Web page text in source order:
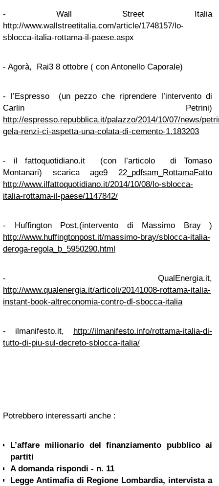
- Wall Street Italia
http://www.wallstreetitalia.com/article/1748157/lo-
sblocca-italia-rottama-il-paese.aspx
- Agorà, Rai3 8 ottobre ( con Antonello Caporale)
- l’Espresso (un pezzo che riprendere l’intervento di
Carlin Petrini)
http://espresso.repubblica.it/palazzo/2014/10/07/news/
gela-renzi-ci-aspetta-una-colata-di-cemento-1.183203
- il fattoquotidiano.it (con l’articolo di Tomaso
Montanari) scaricaage9
22_pdfsam_RottamaFatto
http://www.ilfattoquotidiano.it/2014/10/08/lo-sblocca-
italia-rottama-il-paese/1147842/
- Huffington Post,(intervento di Massimo Bray )
http://www.huffingtonpost.it/massimo-bray/sblocca-italia-
deroga-regola_b_5950290.html
- QualEnergia.it,
http://www.qualenergia.it/articoli/20141008-rottama-italia-
instant-book-altreconomia-contro-dl-sbocca-italia
- ilmanifesto.it,
http://ilmanifesto.info/rottama-italia-di-
tutto-di-piu-sul-decreto-sblocca-italia/
Potrebbero interessarti anche :
L’affare milionario del finanziamento pubblico ai
partiti
A domanda rispondi - n. 11
Legge Antimafia di Regione Lombardia, intervista a